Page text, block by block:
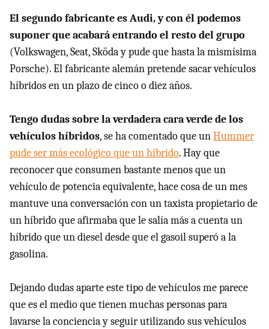
El segundo fabricante es Audi, y con él podemos
suponer que acabará entrando el resto del grupo
(Volkswagen, Seat, Sköda y pude que hasta la mismísima
Porsche). El fabricante alemán pretende sacar vehículos
híbridos en un plazo de cinco o diez años.
Tengo dudas sobre la verdadera cara verde de los
vehículos híbridos, se ha comentado que unHummer
pude ser más ecológico que un híbrido. Hay que
reconocer que consumen bastante menos que un
vehículo de potencia equivalente, hace cosa de un mes
mantuve una conversación con un taxista propietario de
un híbrido que afirmaba que le salía más a cuenta un
híbrido que un diesel desde que el gasoil superó a la
gasolina.
Dejando dudas aparte este tipo de vehículos me parece
que es el medio que tienen muchas personas para
lavarse la conciencia y seguir utilizando sus vehículos